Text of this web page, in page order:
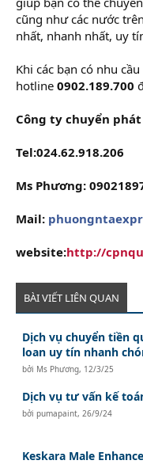
cũng như các nước
nhất, nhanh nhất, uy
Khi các bạn có nhu
hotline 0902.189.700
Công ty chuyển
Tel:024.62.918.206
Ms Phương:
Mail:
website:http://
BÀI VIẾT LIÊN QUAN
Dịch vụ chuyển tiền
loan uy tín nhanh
bởi Ms Phương, 12/3/25
Dịch vụ tư vấn kế
bởipumapaint,26/9/24
Keskara Male